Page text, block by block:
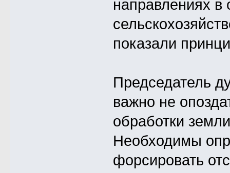
направлениях в
показали
Председатель
важно не
обработки
Необходимы
форсировать